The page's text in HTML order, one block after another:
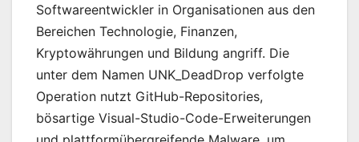
Softwareentwickler in Organisationen aus den
Bereichen Technologie, Finanzen,
Kryptowährungen und Bildung angriff. Die
unter dem Namen UNK_DeadDrop verfolgte
Operation nutzt GitHub-Repositories,
bösartige Visual-Studio-Code-Erweiterungen